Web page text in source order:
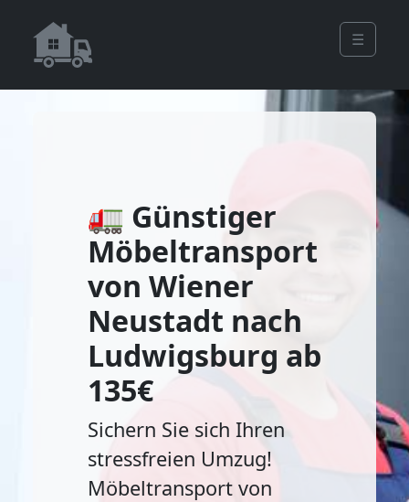
☰
🚛 Günstiger
Möbeltransport
von Wiener
Neustadt nach
Ludwigsburg ab
135€
Sichern Sie sich Ihren
stressfreien Umzug!
Möbeltransport von